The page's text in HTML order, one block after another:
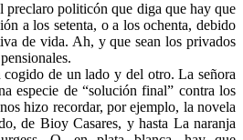
politicón que diga que hay que
a los setenta, o a los ochenta, debido
de vida. Ah, y que sean los privados
cogido de un lado y del otro. La señora
especie de “solución final” contra los
hizo recordar, por ejemplo, la novela
de Bioy Casares, y hasta La naranja